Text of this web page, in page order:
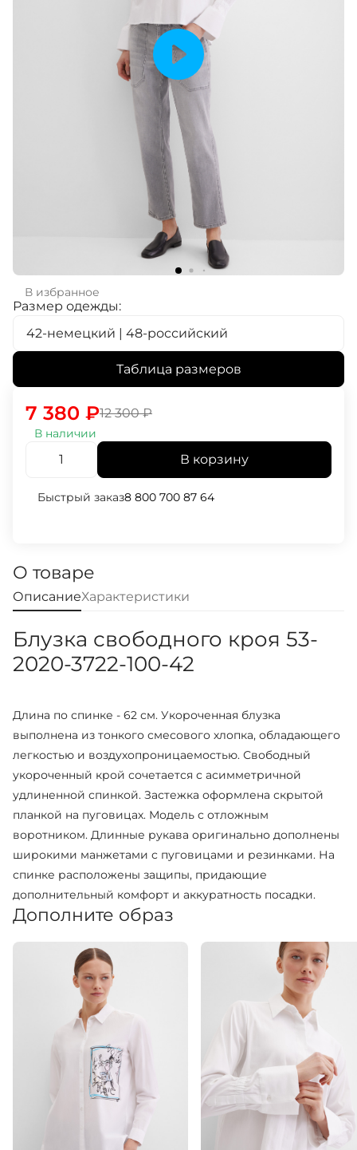
В избранное
Размер одежды:
42-немецкий | 48-российский
Таблица размеров
12 300₽
7 380 ₽
В наличии
В корзину
Быстрый заказ8 800 700 87 64
О товаре
ОписаниеХарактеристики
Блузка свободного кроя 53-
2020-3722-100-42
Длина по спинке - 62 см. Укороченная блузка
выполнена из тонкого смесового хлопка, обладающего
легкостью и воздухопроницаемостью. Свободный
укороченный крой сочетается с асимметричной
удлиненной спинкой. Застежка оформлена скрытой
планкой на пуговицах. Модель с отложным
воротником. Длинные рукава оригинально дополнены
широкими манжетами с пуговицами и резинками. На
спинке расположены защипы, придающие
дополнительный комфорт и аккуратность посадки.
Дополните образ